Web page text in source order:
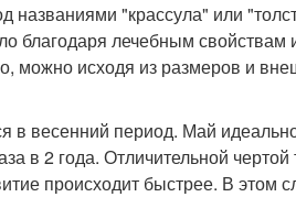
названиями "крассула" или
благодаря лечебным свойствам
можно исходя из размеров и
в весенний период. Май
в 2 года. Отличительной
происходит быстрее. В этом